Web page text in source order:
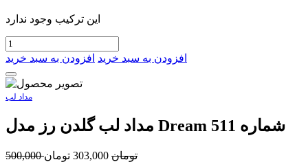
این ترکیب وجود ندارد
افزودن به سبد خرید افزودن به سبد خرید
مداد لب
مداد لب گلدن رز مدل Dream شماره 511
500,000 تومان 303,000 تومان